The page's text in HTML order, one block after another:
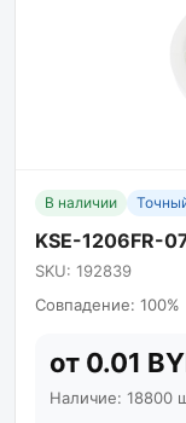
В наличии
KSE-1206FR-
SKU: 192839
Совпадение: 100%
от 0.01
Наличие: 18800